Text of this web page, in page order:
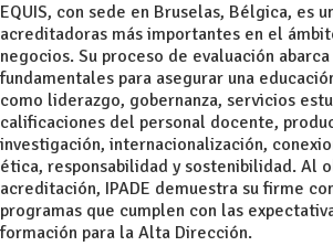
EQUIS, con sede en Bruselas, Bélgica, es
acreditadoras más importantes en el
negocios. Su proceso de evaluación
fundamentales para asegurar una
como liderazgo, gobernanza, servicios
calificaciones del personal docente,
investigación, internacionalización,
ética, responsabilidad y sostenibilidad. Al
acreditación, IPADE demuestra su firme
programas que cumplen con las
formación para la Alta Dirección.